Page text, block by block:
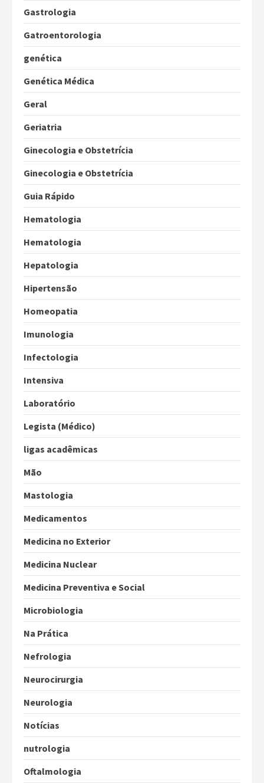
Gastrologia
Gatroentorologia
genética
Genética Médica
Geral
Geriatria
Ginecologia e Obstetrícia
Ginecologia e Obstetrícia
Guia Rápido
Hematologia
Hematologia
Hepatologia
Hipertensão
Homeopatia
Imunologia
Infectologia
Intensiva
Laboratório
Legista (Médico)
ligas acadêmicas
Mão
Mastologia
Medicamentos
Medicina no Exterior
Medicina Nuclear
Medicina Preventiva e Social
Microbiologia
Na Prática
Nefrologia
Neurocirurgia
Neurologia
Notícias
nutrologia
Oftalmologia